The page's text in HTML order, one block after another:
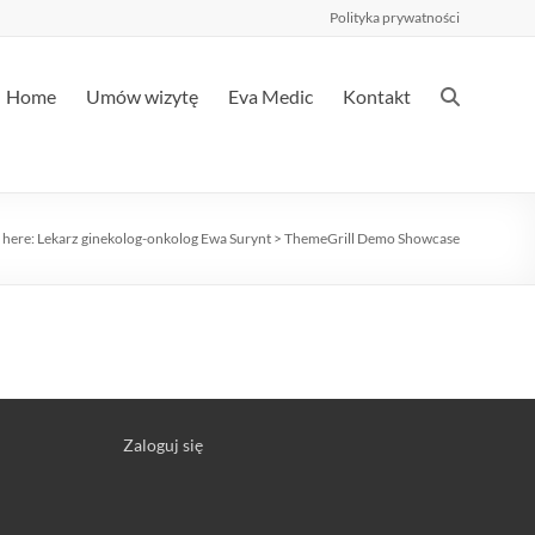
Polityka prywatności
Home Umów wizytę Eva Medic Kontakt
Lekarz ginekolog-onkolog Ewa Surynt > ThemeGrill Demo Showcase
Zaloguj się